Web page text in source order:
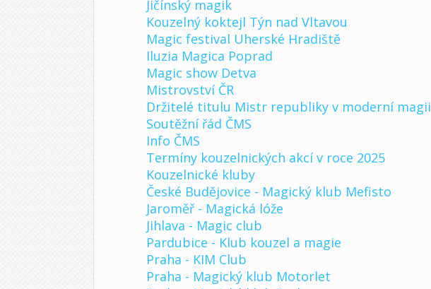
Jičínský magik
Kouzelný koktejl Týn nad Vltavou
Magic festival Uherské Hradiště
Iluzia Magica Poprad
Magic show Detva
Mistrovství ČR
Držitelé titulu Mistr republiky v moderní magii
Soutěžní řád ČMS
Info ČMS
Termíny kouzelnických akcí v roce 2025
Kouzelnické kluby
České Budějovice - Magický klub Mefisto
Jaroměř - Magická lóže
Jihlava - Magic club
Pardubice - Klub kouzel a magie
Praha - KIM Club
Praha - Magický klub Motorlet